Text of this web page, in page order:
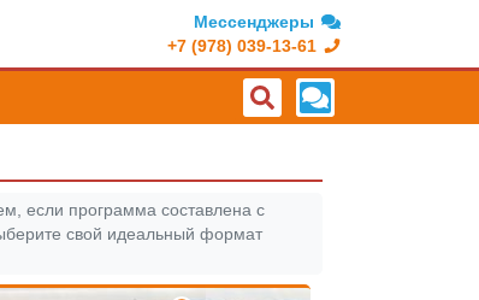
Мессенджеры
+7 (978) 039-13-61
если программа составлена с
свой идеальный формат